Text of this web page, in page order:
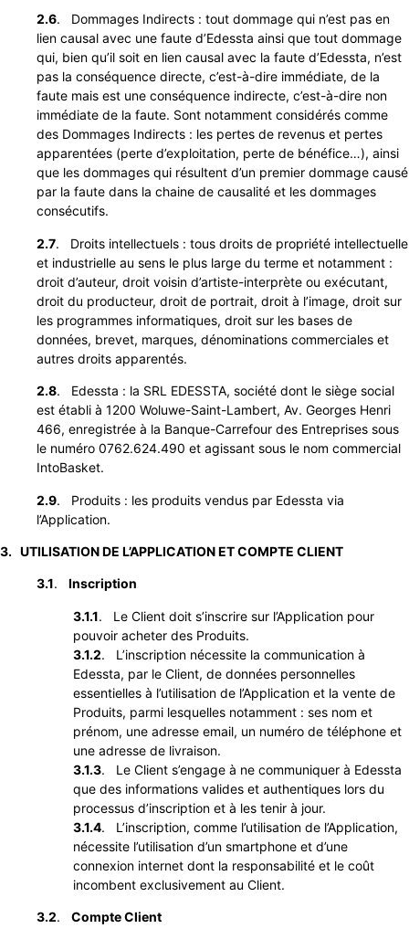
2.6. Dommages Indirects : tout dommage qui n’est pas en
lien causal avec une faute d’Edessta ainsi que tout dommage
qui, bien qu’il soit en lien causal avec la faute d’Edessta, n’est
pas la conséquence directe, c’est-à-dire immédiate, de la
faute mais est une conséquence indirecte, c’est-à-dire non
immédiate de la faute. Sont notamment considérés comme
des Dommages Indirects : les pertes de revenus et pertes
apparentées (perte d’exploitation, perte de bénéfice…), ainsi
que les dommages qui résultent d’un premier dommage causé
par la faute dans la chaine de causalité et les dommages
consécutifs.
2.7. Droits intellectuels : tous droits de propriété intellectuelle
et industrielle au sens le plus large du terme et notamment :
droit d’auteur, droit voisin d’artiste-interprète ou exécutant,
droit du producteur, droit de portrait, droit à l’image, droit sur
les programmes informatiques, droit sur les bases de
données, brevet, marques, dénominations commerciales et
autres droits apparentés.
2.8. Edessta : la SRL EDESSTA, société dont le siège social
est établi à 1200 Woluwe-Saint-Lambert, Av. Georges Henri
466, enregistrée à la Banque-Carrefour des Entreprises sous
le numéro 0762.624.490 et agissant sous le nom commercial
IntoBasket.
2.9. Produits : les produits vendus par Edessta via
l’Application.
3. UTILISATION DE L’APPLICATION ET COMPTE CLIENT
3.1. Inscription
3.1.1. Le Client doit s’inscrire sur l’Application pour
pouvoir acheter des Produits.
3.1.2. L’inscription nécessite la communication à
Edessta, par le Client, de données personnelles
essentielles à l’utilisation de l’Application et la vente de
Produits, parmi lesquelles notamment : ses nom et
prénom, une adresse email, un numéro de téléphone et
une adresse de livraison.
3.1.3. Le Client s’engage à ne communiquer à Edessta
que des informations valides et authentiques lors du
processus d’inscription et à les tenir à jour.
3.1.4. L’inscription, comme l’utilisation de l’Application,
nécessite l’utilisation d’un smartphone et d’une
connexion internet dont la responsabilité et le coût
incombent exclusivement au Client.
3.2. Compte Client